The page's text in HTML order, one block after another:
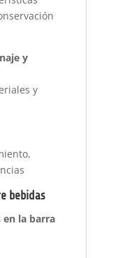
y
y
bebidas
en la barra